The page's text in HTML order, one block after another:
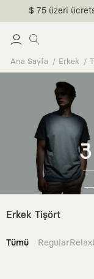
$ 75 üzeri
Ana Sayfa Erkek
Erkek Tişört
Tümü RegularRelax